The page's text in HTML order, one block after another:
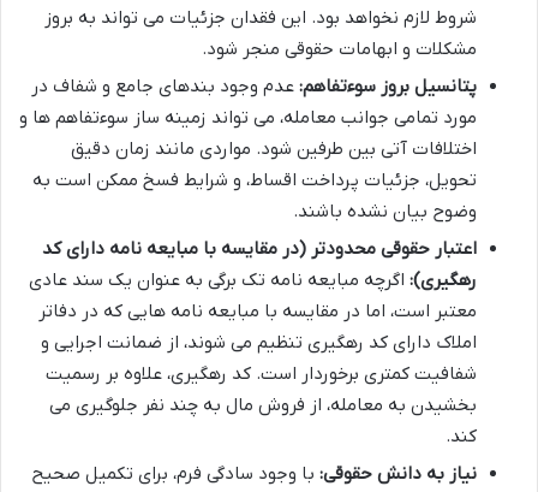
شروط لازم نخواهد بود. این فقدان جزئیات می تواند به بروز
مشکلات و ابهامات حقوقی منجر شود.
پتانسیل بروز سوءتفاهم: عدم وجود بندهای جامع و شفاف در
مورد تمامی جوانب معامله، می تواند زمینه ساز سوءتفاهم ها و
اختلافات آتی بین طرفین شود. مواردی مانند زمان دقیق
تحویل، جزئیات پرداخت اقساط، و شرایط فسخ ممکن است به
وضوح بیان نشده باشند.
اعتبار حقوقی محدودتر (در مقایسه با مبایعه نامه دارای کد
رهگیری): اگرچه مبایعه نامه تک برگی به عنوان یک سند عادی
معتبر است، اما در مقایسه با مبایعه نامه هایی که در دفاتر
املاک دارای کد رهگیری تنظیم می شوند، از ضمانت اجرایی و
شفافیت کمتری برخوردار است. کد رهگیری، علاوه بر رسمیت
بخشیدن به معامله، از فروش مال به چند نفر جلوگیری می
کند.
نیاز به دانش حقوقی: با وجود سادگی فرم، برای تکمیل صحیح